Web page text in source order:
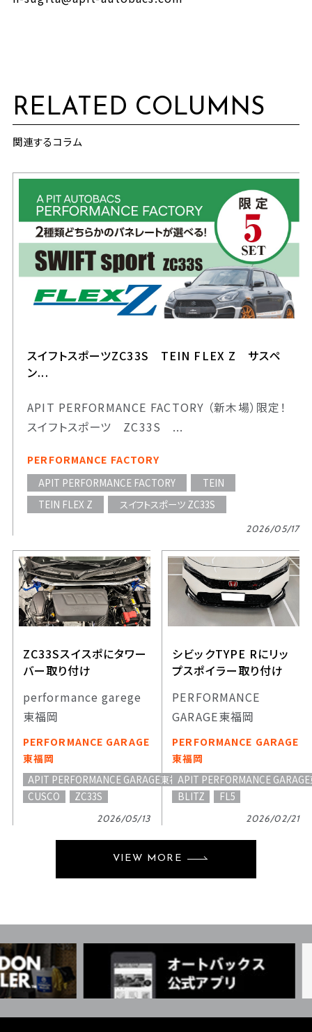
RELATED COLUMNS
関連するコラム
2026/05/17
スイフトスポーツZC33S TEIN FLEX Z サスペ
ン...
APIT PERFORMANCE FACTORY （新木場）限定！
スイフトスポーツ ZC33S ...
PERFORMANCE FACTORY
APIT PERFORMANCE FACTORY
TEIN
TEIN FLEX Z
スイフトスポーツ ZC33S
2026/05/13
ZC33Sスイスポにタワー
バー取り付け
performance garege
東福岡
PERFORMANCE GARAGE
東福岡
APIT PERFORMANCE GARAGE東福岡
CUSCO
ZC33S
2026/02/21
シビックTYPE Rにリッ
プスポイラー取り付け
PERFORMANCE
GARAGE東福岡
PERFORMANCE GARAGE
東福岡
APIT PERFORMANCE
BLITZ
FL5
VIEW MORE